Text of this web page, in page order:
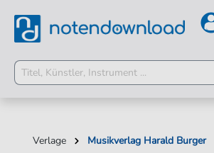
Verlage Musikverlag Harald Burger